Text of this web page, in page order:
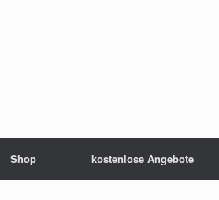
Shop kostenlose Angebote